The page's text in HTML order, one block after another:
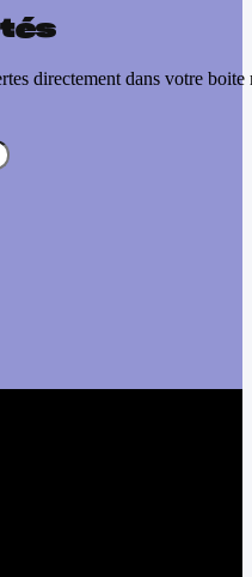
directement dans votre boite